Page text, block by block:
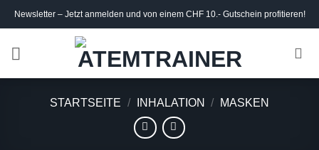
Skip
to
Newsletter – Jetzt anmelden und von einem CHF 10.- Gutschein profitieren!
STARTSEITE / INHALATION / MASKEN